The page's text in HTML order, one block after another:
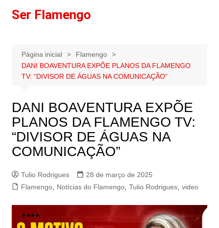
paraSer Flamengo
Página inicial
Flamengo
DANI BOAVENTURA EXPÕE PLANOS DA FLAMENGO
TV: “DIVISOR DE ÁGUAS NA COMUNICAÇÃO”
DANI BOAVENTURA EXPÕE
PLANOS DA FLAMENGO TV:
“DIVISOR DE ÁGUAS NA
COMUNICAÇÃO”
Tulio Rodrigues
28 de março de 2025
Flamengo, Notícias do Flamengo, Tulio Rodrigues, video